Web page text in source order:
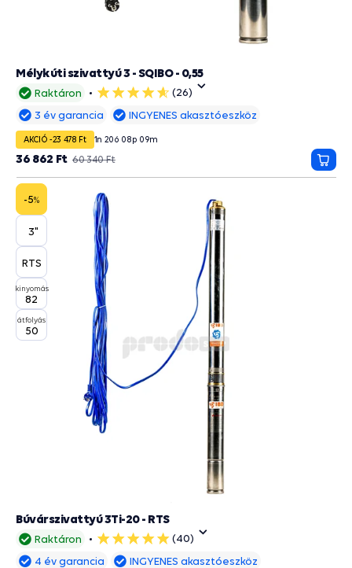
Raktáron
5
csillag
(26)
Mélykúti szivattyú 3 - SQIBO - 0,55
3 év garancia INGYENES akasztóeszköz
AKCIÓ -23 478 Ft 1n 20ó 08p 09m
60 340 Ft
36 862 Ft
-5%
3"
RTS
kinyomás
82
átfolyás
50
Raktáron
5
csillag
(40)
Búvárszivattyú 3Ti-20 - RTS
4 év garancia INGYENES akasztóeszköz